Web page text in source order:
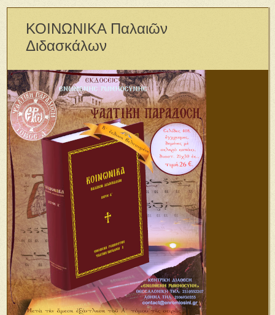
ΚΟΙΝΩΝΙΚΑ Παλαιῶν
Διδασκάλων